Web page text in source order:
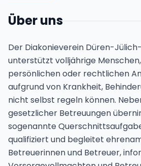
Über uns
Der Diakonieverein Düren-
unterstützt volljährige
persönlichen oder rechtlichen
aufgrund von Krankheit,
nicht selbst regeln können.
gesetzlicher Betreuungen
sogenannte
qualifiziert und begleitet
Betreuerinnen und Betreuer,